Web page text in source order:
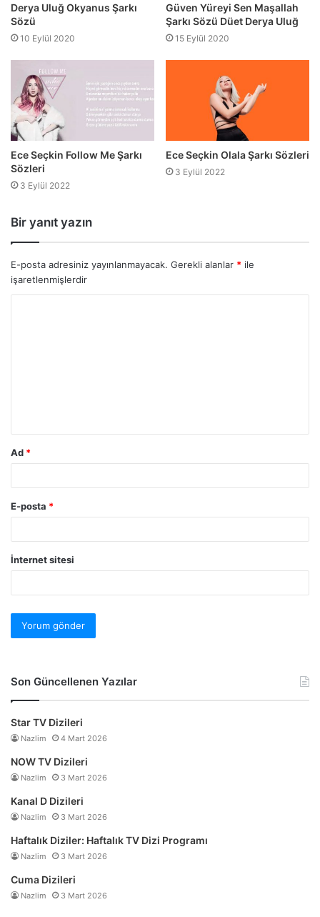
Derya Uluğ Okyanus Şarkı
Sözü
10 Eylül 2020
Güven Yüreyi Sen Maşallah
Şarkı Sözü Düet Derya Uluğ
15 Eylül 2020
Ece Seçkin Follow Me Şarkı
Sözleri
3 Eylül 2022
Ece Seçkin Olala Şarkı Sözleri
3 Eylül 2022
Bir yanıt yazın
E-posta adresiniz yayınlanmayacak. Gerekli alanlar * ile
işaretlenmişlerdir
Ad *
E-posta *
İnternet sitesi
Son Güncellenen Yazılar
Star TV Dizileri
Nazlim 4 Mart 2026
NOW TV Dizileri
Nazlim 3 Mart 2026
Kanal D Dizileri
Nazlim 3 Mart 2026
Haftalık Diziler: Haftalık TV Dizi Programı
Nazlim 3 Mart 2026
Cuma Dizileri
Nazlim 3 Mart 2026